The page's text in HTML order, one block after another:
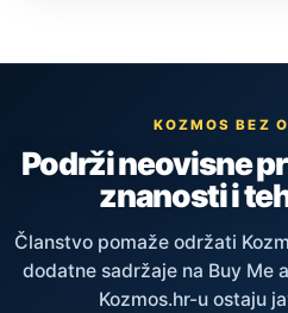
KOZMOS BEZ
Podrži neovisne
znanosti i
Članstvo pomaže održati
dodatne sadržaje na Buy Me
Kozmos.hr-u ostaju